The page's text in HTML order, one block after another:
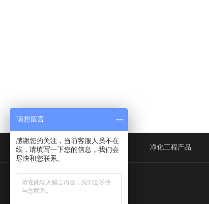
网站首页 风淋室 净化工程产品
伯淋净化
请您留言
感谢您的关注，当前客服人员不在
线，请填写一下您的信息，我们会
尽快和您联系。